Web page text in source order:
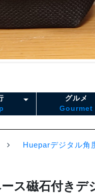
グルメ
Gourmet
Hueparデジタル角
ース磁石付きデ